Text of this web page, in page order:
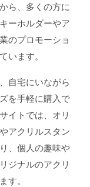
ら、多くの方に
ーホルダーやア
のプロモーショ
います。
自宅にいながら
を手軽に購入で
イトでは、オリ
アクリルスタン
、個人の趣味や
ジナルのアクリ
す。